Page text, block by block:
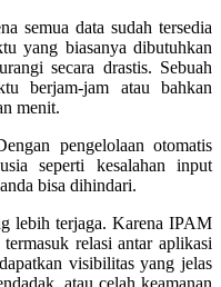
semua data sudah tersedia
yang biasanya dibutuhkan
secara drastis. Sebuah
berjam-jam atau bahkan
menit.
pengelolaan otomatis
seperti kesalahan input
bisa dihindari.
lebih terjaga. Karena IPAM
relasi antar aplikasi
visibilitas yang jelas
atau celah keamanan